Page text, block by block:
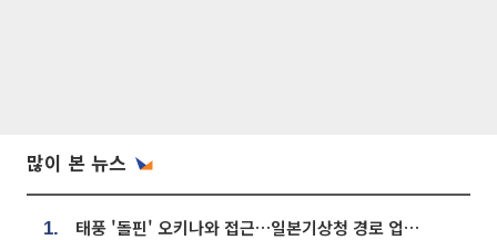
많이 본 뉴스
1. 태풍 '돌핀' 오키나와 접근…일본기상청 경로 업데이트